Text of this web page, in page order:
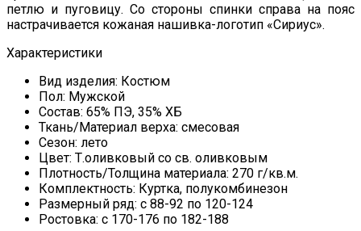
петлю и пуговицу. Со стороны спинки справа на пояс
настрачивается кожаная нашивка-логотип «Сириус».
Характеристики
Вид изделия: Костюм
Пол: Мужской
Состав: 65% ПЭ, 35% ХБ
Ткань/Материал верха: смесовая
Сезон: лето
Цвет: Т.оливковый со св. оливковым
Плотность/Толщина материала: 270 г/кв.м.
Комплектность: Куртка, полукомбинезон
Размерный ряд: с 88-92 по 120-124
Ростовка: с 170-176 по 182-188